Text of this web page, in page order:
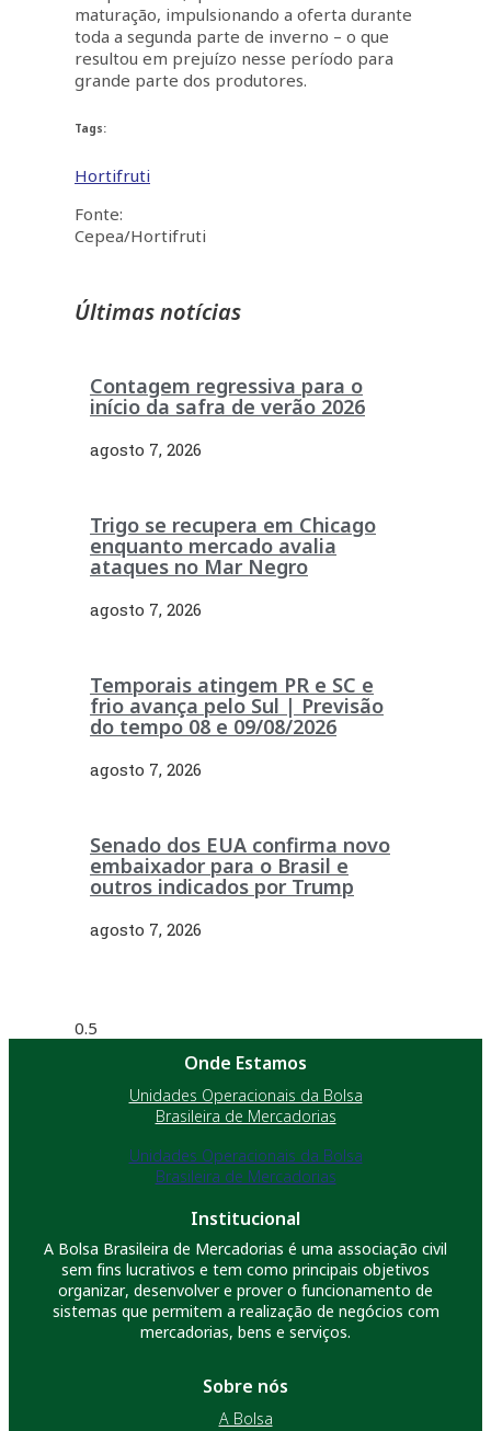
maturação, impulsionando a oferta durante
toda a segunda parte de inverno – o que
resultou em prejuízo nesse período para
grande parte dos produtores.
Tags:
Hortifruti
Fonte:
Cepea/Hortifruti
Últimas notícias
Contagem regressiva para o
início da safra de verão 2026
agosto 7, 2026
Trigo se recupera em Chicago
enquanto mercado avalia
ataques no Mar Negro
agosto 7, 2026
Temporais atingem PR e SC e
frio avança pelo Sul | Previsão
do tempo 08 e 09/08/2026
agosto 7, 2026
Senado dos EUA confirma novo
embaixador para o Brasil e
outros indicados por Trump
agosto 7, 2026
Onde Estamos
Unidades Operacionais da Bolsa
Brasileira de Mercadorias
Unidades Operacionais da Bolsa
Brasileira de Mercadorias
Institucional
A Bolsa Brasileira de Mercadorias é uma associação civil
sem fins lucrativos e tem como principais objetivos
organizar, desenvolver e prover o funcionamento de
sistemas que permitem a realização de negócios com
mercadorias, bens e serviços.
Sobre nós
A Bolsa